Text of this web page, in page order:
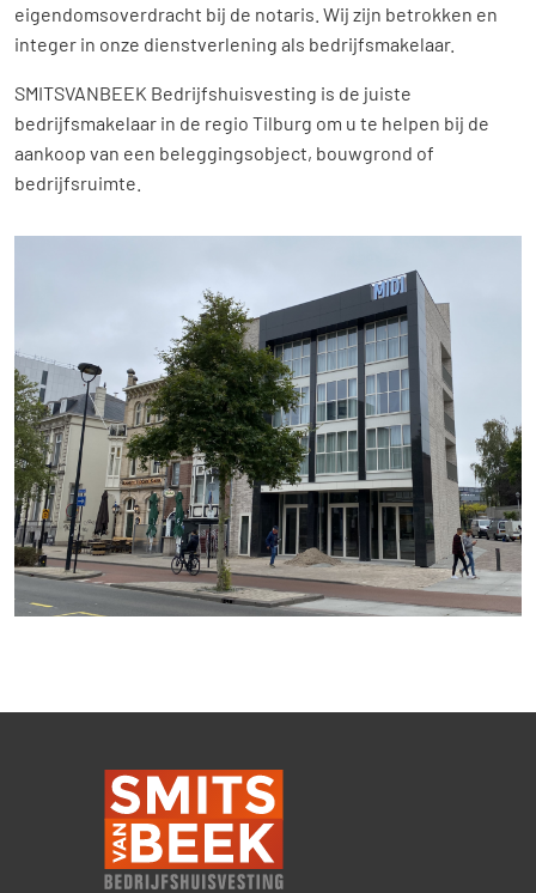
eigendomsoverdracht bij de notaris. Wij zijn betrokken en
integer in onze dienstverlening als bedrijfsmakelaar.
SMITSVANBEEK Bedrijfshuisvesting is de juiste
bedrijfsmakelaar in de regio Tilburg om u te helpen bij de
aankoop van een beleggingsobject, bouwgrond of
bedrijfsruimte.